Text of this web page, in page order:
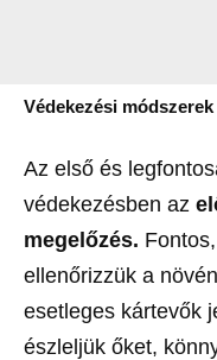
Védekezési módszerek
Az első és
védekezésben az
megelőzés.
ellenőrizzük a
esetleges kártevők
észleljük őket,